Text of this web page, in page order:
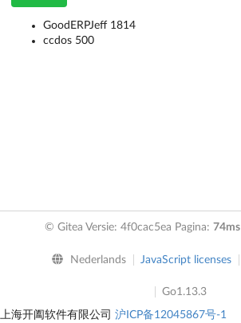
GoodERPJeff 1814
ccdos 500
© Gitea Versie: 4f0cac5ea Pagina: 74ms
Nederlands JavaScript licenses
Go1.13.3
上海开阖软件有限公司 沪ICP备12045867号-1